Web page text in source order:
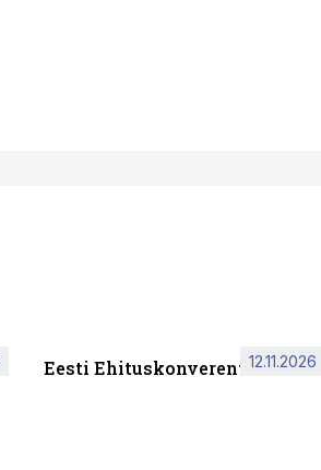
Eesti Ehituskonverents 2026
12.11.2026